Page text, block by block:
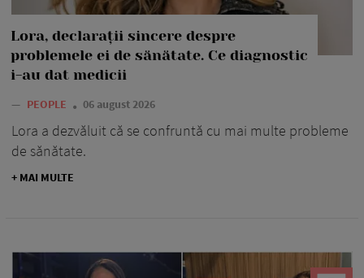
Lora, declarații sincere despre
problemele ei de sănătate. Ce diagnostic
i-au dat medicii
— PEOPLE 06 august 2026
Lora a dezvăluit că se confruntă cu mai multe probleme
de sănătate.
+ MAI MULTE